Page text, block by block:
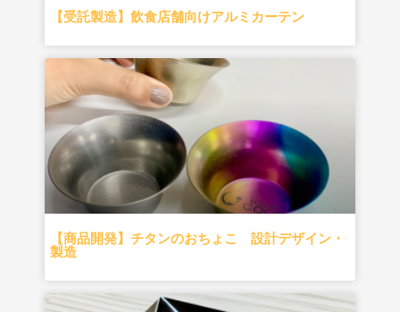
【受託製造】飲食店舗向けアルミカーテン
【商品開発】チタンのおちょこ 設計デザイン・
製造